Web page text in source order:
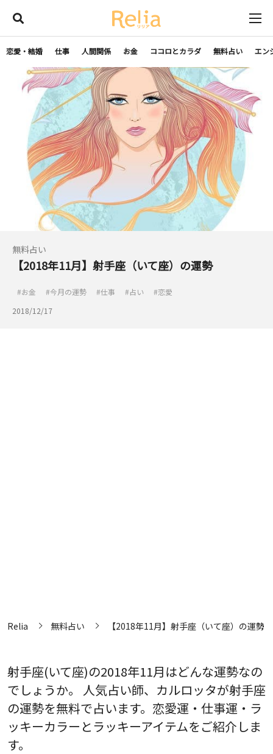
恋愛・結婚 仕事 人間関係 お金 ココロとカラダ 無料占い エン
無料占い
【2018年11月】射手座（いて座）の運勢
お金 今月の運勢 仕事 占い
恋愛
2018/12/17
Relia 無料占い 【2018年11月】射手座（いて座）の運勢
射手座(いて座)の2018年11月はどんな運勢なの
でしょうか。 人気占い師、カルロッタが射手座
の運勢を無料で占います。恋愛運・仕事運・ラ
ッキーカラーとラッキーアイテムをご紹介しま
す。